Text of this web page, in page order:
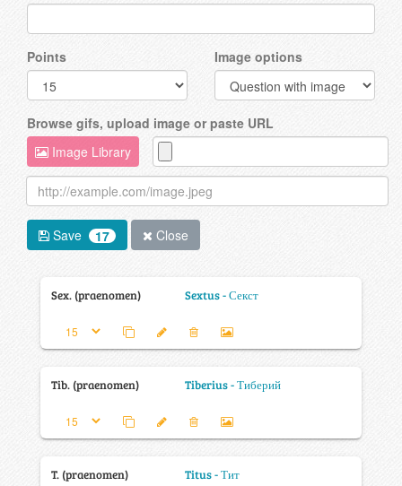
Points Image options
Browse gifs, upload image or paste URL
Image Library
Save 17 Close
Sex. (praenomen) Sextus - Секст
Tib. (praenomen) Tiberius - Тиберий
T. (praenomen) Titus - Тит